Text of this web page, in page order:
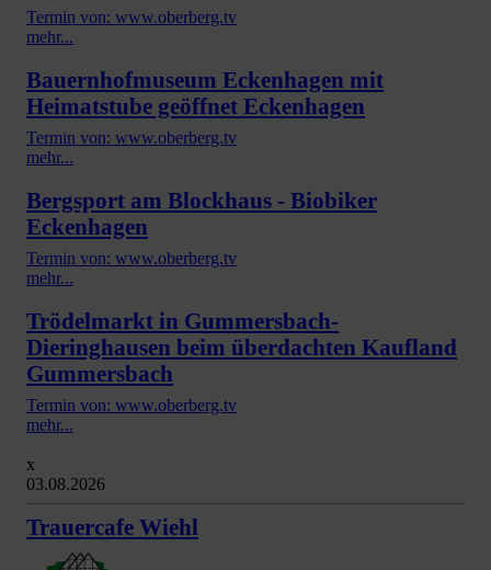
Termin von: www.oberberg.tv
mehr...
Bauernhofmuseum Eckenhagen mit
Heimatstube geöffnet Eckenhagen
Termin von: www.oberberg.tv
mehr...
Bergsport am Blockhaus - Biobiker
Eckenhagen
Termin von: www.oberberg.tv
mehr...
Trödelmarkt in Gummersbach-
Dieringhausen beim überdachten Kaufland
Gummersbach
Termin von: www.oberberg.tv
mehr...
x
03.08.2026
Trauercafe Wiehl